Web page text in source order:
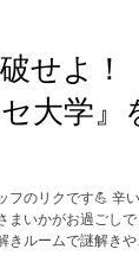
せよ！
大学』を
のリクです💪 辛い
いかがお過ごしで